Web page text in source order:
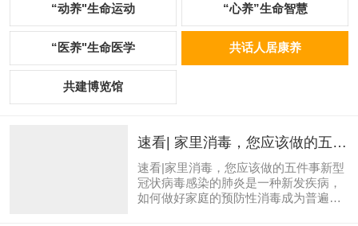
“动养"生命运动 “心养”生命智慧
“医养"生命医学 共话人居康养
共建博览馆
速看| 家里消毒，您应该做的五件
事
速看|家里消毒，您应该做的五件事新型
冠状病毒感染的肺炎是一种新发疾病，
如何做好家庭的预防性消毒成为普遍关